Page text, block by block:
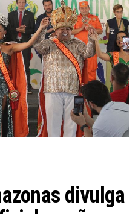
divulga